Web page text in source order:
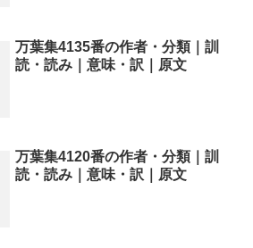
万葉集4135番の作者・分類｜訓
読・読み｜意味・訳｜原文
万葉集4120番の作者・分類｜訓
読・読み｜意味・訳｜原文